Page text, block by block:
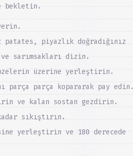
bekletin.
piyazlık doğradığınız
sarımsakları dizin.
üzerine yerleştirin.
parça parça kopararak pay edin.
ve kalan sostan gezdirin.
sıkıştırın.
yerleştirin ve 180 derecede